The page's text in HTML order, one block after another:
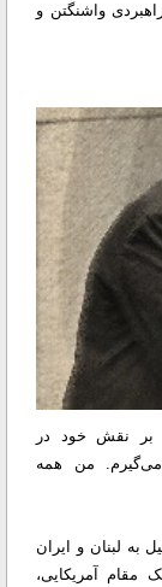
واشنگتن و
بر نقش خود در
من همه
لبنان و ایران
مقام آمریکایی،